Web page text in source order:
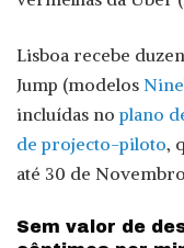
Lisboa recebe
Jump (modelos
incluídas noplano
de projecto-piloto,
até 30 de
Sem valor de